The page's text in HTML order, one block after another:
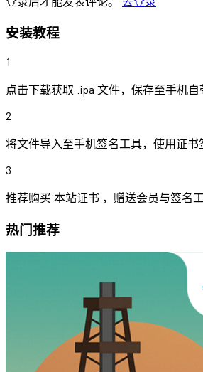
安装教程
1
点击下载获取 .ipa 文件，保存至手机自
2
将文件导入至手机签名工具，使用证书
3
推荐购买 本站证书 ，赠送会员与签名工
热门推荐